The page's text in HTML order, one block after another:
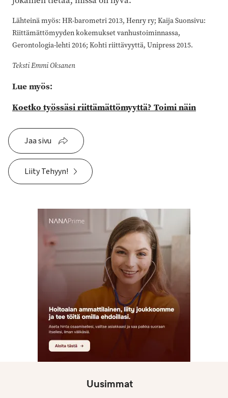
Lähteinä myös: HR-barometri 2013, Henry ry; Kaija Suonsivu:
Riittämättömyyden kokemukset vanhustoiminnassa,
Gerontologia-lehti 2016; Kohti riittävyyttä, Unipress 2015.
Teksti Emmi Oksanen
Lue myös:
Koetko työssäsi riittämättömyyttä? Toimi näin
Jaa sivu
Liity Tehyyn!
Uusimmat